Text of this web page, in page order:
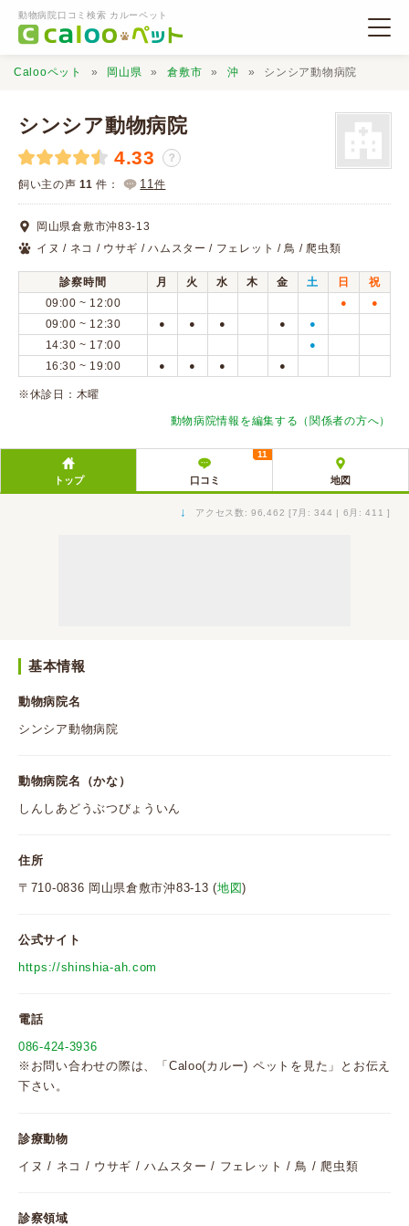
動物病院口コミ検索 カルーペット
動物病院検索
口コミ検索
Calooペットとは？
口コミ投稿
Calooペット 岡山県 倉敷市 沖 シンシア動物病院
シンシア動物病院
4.33 ？
飼い主の声 11 件： 11件
岡山県倉敷市沖83-13
イヌ / ネコ / ウサギ / ハムスター / フェレット / 鳥 / 爬虫類
診察時間 月 火 水 木 金 土 日
祝
09:00 ~ 12:00
● ●
09:00 ~ 12:30 ● ● ● ● ●
14:30 ~ 17:00 ●
16:30 ~ 19:00 ● ● ● ●
※休診日：木曜
動物病院情報を編集する（関係者の方へ）
トップ 口コミ
11
地図
↓ アクセス数: 96,462 [7月: 344 | 6月: 411 ]
基本情報
動物病院名
シンシア動物病院
動物病院名（かな）
しんしあどうぶつびょういん
住所
〒710-0836 岡山県倉敷市沖83-13 (地図)
公式サイト
https://shinshia-ah.com
電話
086-424-3936
※お問い合わせの際は、「Caloo(カルー) ペットを見た」とお伝え
下さい。
診療動物
イヌ / ネコ / ウサギ / ハムスター / フェレット / 鳥 / 爬虫類
診察領域